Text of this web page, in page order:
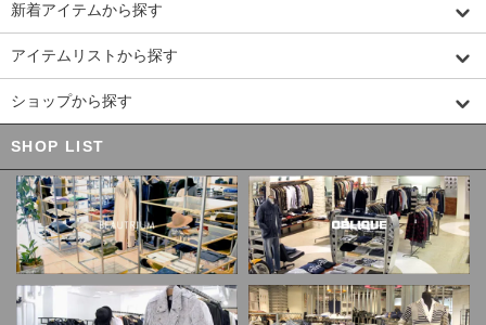
新着アイテムから探す
アイテムリストから探す
ショップから探す
SHOP LIST